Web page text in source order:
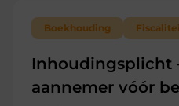
Boekhouding
Inhoudingsplicht
aannemer vóór